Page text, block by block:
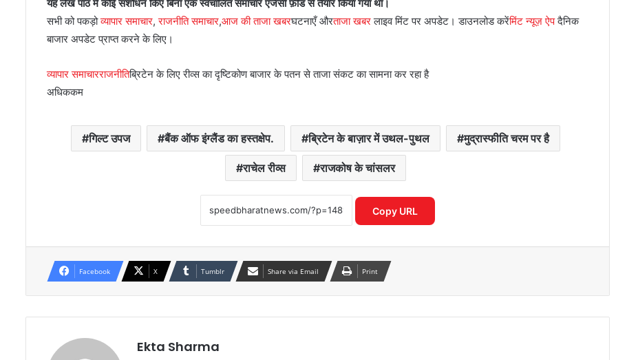
यह लेख पाठ में कोई संशोधन किए बिना एक स्वचालित समाचार एजेंसी फ़ीड से तैयार किया गया था।
सभी को पकड़ोव्यापार समाचार, राजनीति समाचार,आज की ताजा खबरघटनाएँ औरताजा खबरलाइव मिंट पर अपडेट। डाउनलोड करेंमिंट न्यूज़ ऐपदैनिक
बाजार अपडेट प्राप्त करने के लिए।
व्यापार समाचारराजनीतिब्रिटेन के लिए रीव्स का दृष्टिकोण बाजार के पतन से ताजा संकट का सामना कर रहा है
अधिककम
गिल्ट उपज बैंक ऑफ इंग्लैंड का हस्तक्षेप. ब्रिटेन के बाज़ार में उथल-पुथल मुद्रास्फीति चरम पर है
राचेल रीव्स राजकोष के चांसलर
Copy URL
Facebook X Tumblr Share via Email Print
Ekta Sharma
सियासी हलचल तेज
JPSC-JSSC आंदोलन पर पप्पू यादव का बड़ा
सिर्फ 0.0008% शिकायतें